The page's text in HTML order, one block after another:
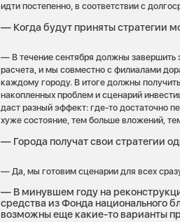
идти постепенно, в соответствии с
— Когда будут приняты стратегии
— В течение сентября должны завершить
расчета, и мы совместно с филиалами
каждому городу. В итоге должны
накопленных проблем и сценарий
даст разный эффект: где-то достаточно
хуже состояние, тем больше вложений,
— Города получат свои стратегии
— Да, мы готовим сценарии для всех
— В минувшем году на
средства из Фонда национального
возможны еще какие-то варианты